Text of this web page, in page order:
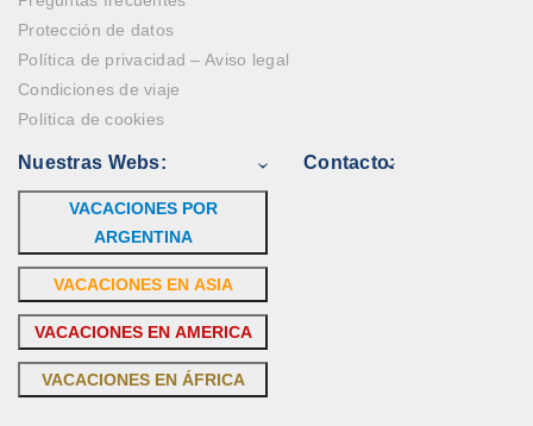
Protección de datos
Política de privacidad – Aviso legal
Condiciones de viaje
Política de cookies
Nuestras Webs:
VACACIONES POR
ARGENTINA
VACACIONES EN ASIA
VACACIONES EN AMERICA
VACACIONES EN ÁFRICA
Contacto: